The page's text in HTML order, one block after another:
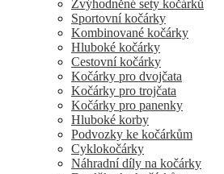
Zvýhodněné sety kočárků
Sportovní kočárky
Kombinované kočárky
Hluboké kočárky
Cestovní kočárky
Kočárky pro dvojčata
Kočárky pro trojčata
Kočárky pro panenky
Hluboké korby
Podvozky ke kočárkům
Cyklokočárky
Náhradní díly na kočárky